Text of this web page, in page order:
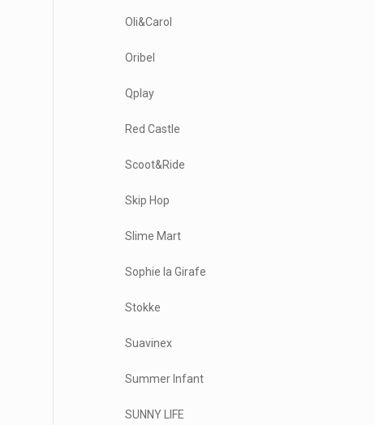
Oli&Carol
Oribel
Qplay
Red Castle
Scoot&Ride
Skip Hop
Slime Mart
Sophie la Girafe
Stokke
Suavinex
Summer Infant
SUNNY LIFE